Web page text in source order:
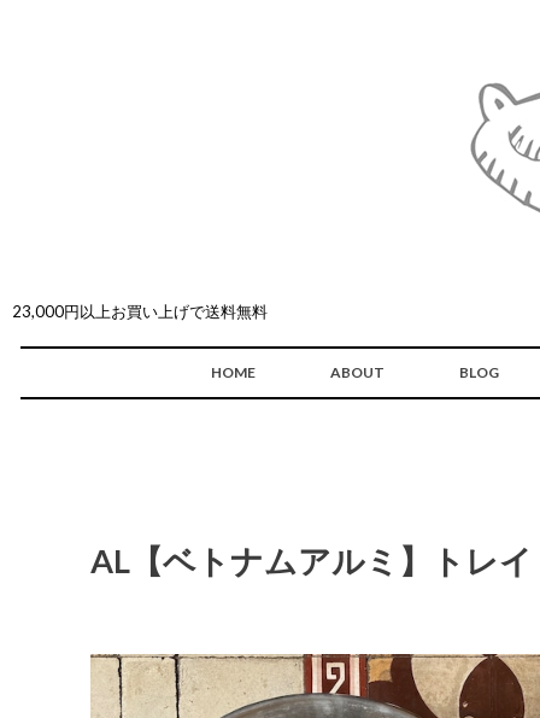
23,000円以上お買い上げで送料無料
HOME ABOUT BLOG
AL【ベトナムアルミ】トレ